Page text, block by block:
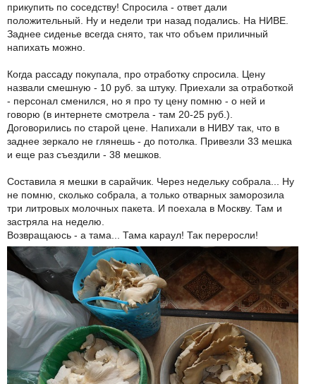
прикупить по соседству! Спросила - ответ дали
положительный. Ну и недели три назад подались. На НИВЕ.
Заднее сиденье всегда снято, так что объем приличный
напихать можно.
Когда рассаду покупала, про отработку спросила. Цену
назвали смешную - 10 руб. за штуку. Приехали за отработкой
- персонал сменился, но я про ту цену помню - о ней и
говорю (в интернете смотрела - там 20-25 руб.).
Договорились по старой цене. Напихали в НИВУ так, что в
заднее зеркало не глянешь - до потолка. Привезли 33 мешка
и еще раз съездили - 38 мешков.
Составила я мешки в сарайчик. Через недельку собрала... Ну
не помню, сколько собрала, а только отварных заморозила
три литровых молочных пакета. И поехала в Москву. Там и
застряла на неделю.
Возвращаюсь - а тама... Тама караул! Так переросли!